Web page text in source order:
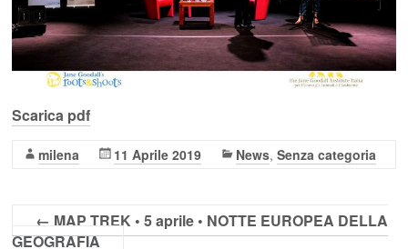
Scarica pdf
milena 11 Aprile 2019 News,Senza categoria
← MAP TREK • 5 aprile • NOTTE EUROPEA DELLA
GEOGRAFIA